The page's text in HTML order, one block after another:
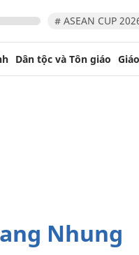
# ASEAN CUP
Dân tộc và Tôn giáo
Nhung